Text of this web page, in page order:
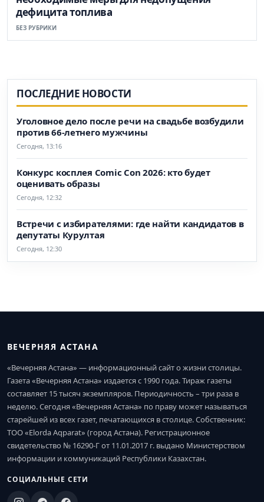
дефицита топлива
БЕЗ РУБРИКИ
ПОСЛЕДНИЕ НОВОСТИ
Уголовное дело после речи на свадьбе возбудили
против 66-летнего мужчины
Сегодня, 13:16
Конкурс косплея Comic Con 2026: кто будет
оценивать образы
Сегодня, 12:32
Встречи с избирателями: где найти кандидатов в
депутаты Курултая
Сегодня, 12:30
ВЕЧЕРНЯЯ АСТАНА
«Вечерняя Астана» — информационный сайт о жизни столицы.
Газета «Вечерняя Астана» издается с 1990 года. Тираж газеты
составляет 15 тысяч экземпляров. Периодичность – три раза в
неделю. Сегодня «Вечерняя Астана» по праву может называться
старейшей из всех газет, печатающихся в столице. Собственник:
ТОО «Elorda Aqparat» (город Астана). Регистрационное
свидетельство № 16290-Г от 11.01.2017 г. выдано Министерством
информации и коммуникаций Республики Казахстан.
СОЦИАЛЬНЫЕ СЕТИ